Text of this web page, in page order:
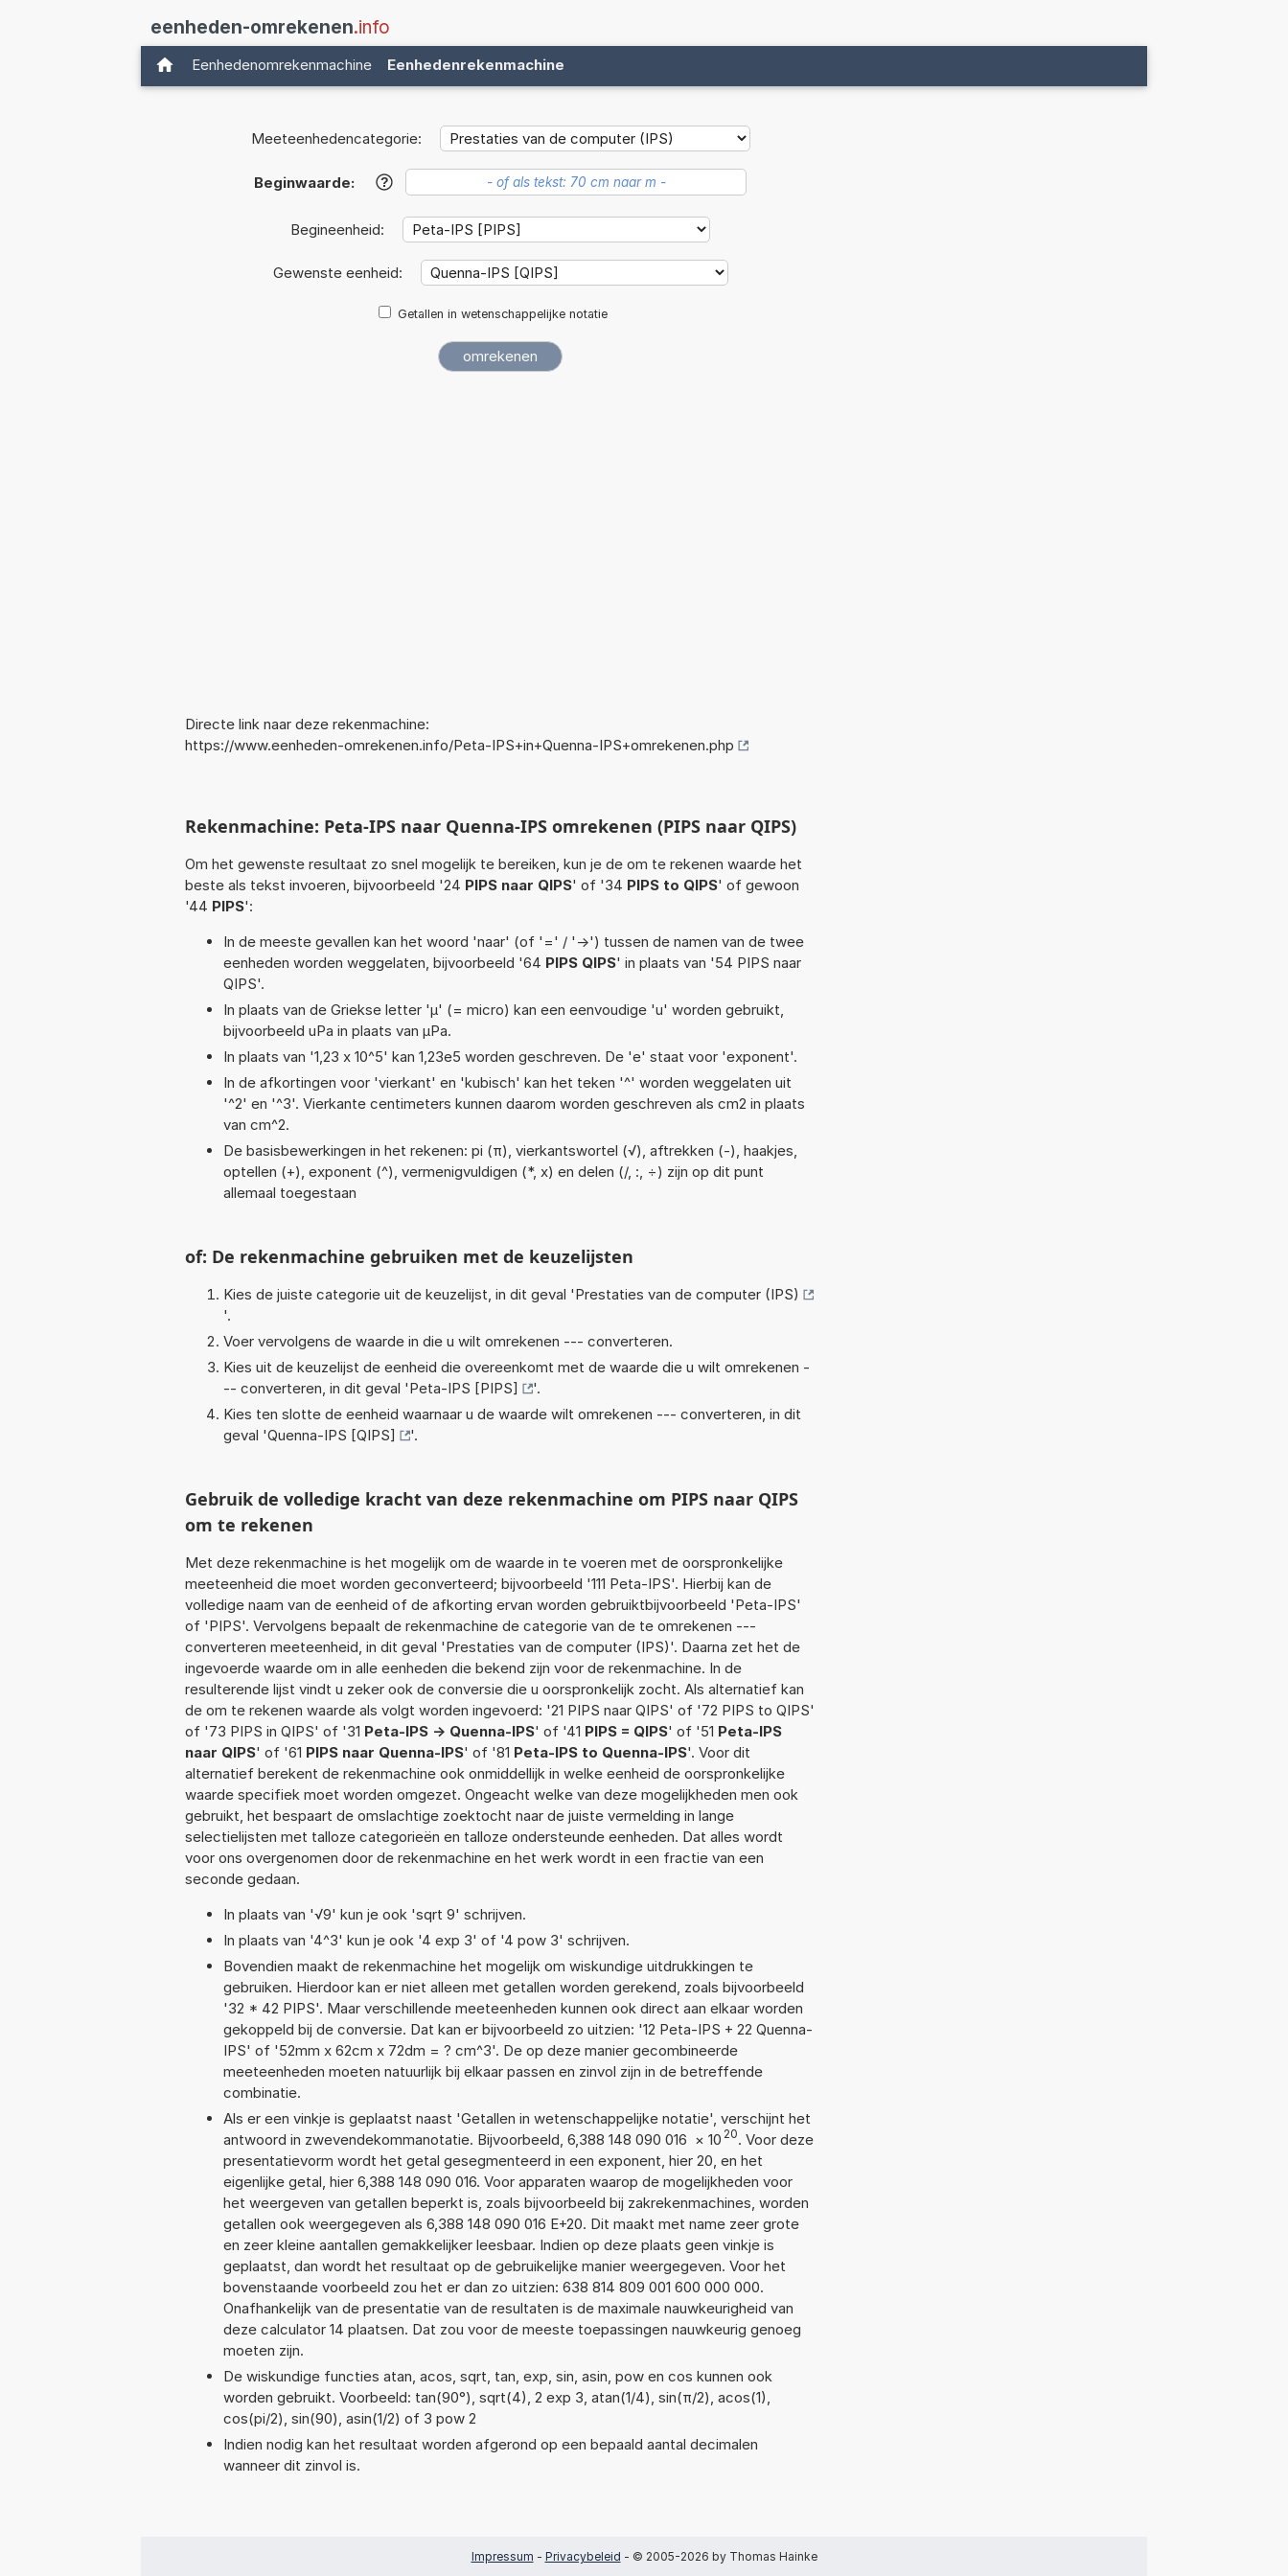
eenheden-omrekenen.info
Eenhedenomrekenmachine Eenhedenrekenmachine
Meeteenhedencategorie:
Beginwaarde: ?
Begineenheid:
Gewenste eenheid:
Getallen in wetenschappelijke notatie
Directe link naar deze rekenmachine:
https://www.eenheden-omrekenen.info/Peta-IPS+in+Quenna-IPS+omrekenen.php
Rekenmachine: Peta-IPS naar Quenna-IPS omrekenen (PIPS naar QIPS)
Om het gewenste resultaat zo snel mogelijk te bereiken, kun je de om te rekenen waarde het
beste als tekst invoeren, bijvoorbeeld '24 PIPS naar QIPS' of '34 PIPS to QIPS' of gewoon
'44 PIPS':
In de meeste gevallen kan het woord 'naar' (of '=' / '->') tussen de namen van de twee
eenheden worden weggelaten, bijvoorbeeld '64 PIPS QIPS' in plaats van '54 PIPS naar
QIPS'.
In plaats van de Griekse letter 'µ' (= micro) kan een eenvoudige 'u' worden gebruikt,
bijvoorbeeld uPa in plaats van µPa.
In plaats van '1,23 x 10^5' kan 1,23e5 worden geschreven. De 'e' staat voor 'exponent'.
In de afkortingen voor 'vierkant' en 'kubisch' kan het teken '^' worden weggelaten uit
'^2' en '^3'. Vierkante centimeters kunnen daarom worden geschreven als cm2 in plaats
van cm^2.
De basisbewerkingen in het rekenen: pi (π), vierkantswortel (√), aftrekken (-), haakjes,
optellen (+), exponent (^), vermenigvuldigen (*, x) en delen (/, :, ÷) zijn op dit punt
allemaal toegestaan
of: De rekenmachine gebruiken met de keuzelijsten
Kies de juiste categorie uit de keuzelijst, in dit geval 'Prestaties van de computer (IPS)
'.
Voer vervolgens de waarde in die u wilt omrekenen --- converteren.
Kies uit de keuzelijst de eenheid die overeenkomt met de waarde die u wilt omrekenen -
-- converteren, in dit geval 'Peta-IPS [PIPS]
'.
Kies ten slotte de eenheid waarnaar u de waarde wilt omrekenen --- converteren, in dit
geval 'Quenna-IPS [QIPS] '.
Gebruik de volledige kracht van deze rekenmachine om PIPS naar QIPS
om te rekenen
Met deze rekenmachine is het mogelijk om de waarde in te voeren met de oorspronkelijke
meeteenheid die moet worden geconverteerd; bijvoorbeeld '111 Peta-IPS'. Hierbij kan de
volledige naam van de eenheid of de afkorting ervan worden gebruiktbijvoorbeeld 'Peta-IPS'
of 'PIPS'. Vervolgens bepaalt de rekenmachine de categorie van de te omrekenen ---
converteren meeteenheid, in dit geval 'Prestaties van de computer (IPS)'. Daarna zet het de
ingevoerde waarde om in alle eenheden die bekend zijn voor de rekenmachine. In de
resulterende lijst vindt u zeker ook de conversie die u oorspronkelijk zocht. Als alternatief kan
de om te rekenen waarde als volgt worden ingevoerd: '21 PIPS naar QIPS' of '72 PIPS to QIPS'
of '73 PIPS in QIPS' of '31 Peta-IPS -> Quenna-IPS' of '41 PIPS = QIPS' of '51 Peta-IPS
naar QIPS' of '61 PIPS naar Quenna-IPS' of '81 Peta-IPS to Quenna-IPS'. Voor dit
alternatief berekent de rekenmachine ook onmiddellijk in welke eenheid de oorspronkelijke
waarde specifiek moet worden omgezet. Ongeacht welke van deze mogelijkheden men ook
gebruikt, het bespaart de omslachtige zoektocht naar de juiste vermelding in lange
selectielijsten met talloze categorieën en talloze ondersteunde eenheden. Dat alles wordt
voor ons overgenomen door de rekenmachine en het werk wordt in een fractie van een
seconde gedaan.
In plaats van '√9' kun je ook 'sqrt 9' schrijven.
In plaats van '4^3' kun je ook '4 exp 3' of '4 pow 3' schrijven.
Bovendien maakt de rekenmachine het mogelijk om wiskundige uitdrukkingen te
gebruiken. Hierdoor kan er niet alleen met getallen worden gerekend, zoals bijvoorbeeld
'32 * 42 PIPS'. Maar verschillende meeteenheden kunnen ook direct aan elkaar worden
gekoppeld bij de conversie. Dat kan er bijvoorbeeld zo uitzien: '12 Peta-IPS + 22 Quenna-
IPS' of '52mm x 62cm x 72dm = ? cm^3'. De op deze manier gecombineerde
meeteenheden moeten natuurlijk bij elkaar passen en zinvol zijn in de betreffende
combinatie.
Als er een vinkje is geplaatst naast 'Getallen in wetenschappelijke notatie', verschijnt het
antwoord in zwevendekommanotatie. Bijvoorbeeld, 6,388 148 090 016 × 10 20. Voor deze
presentatievorm wordt het getal gesegmenteerd in een exponent, hier 20, en het
eigenlijke getal, hier 6,388 148 090 016. Voor apparaten waarop de mogelijkheden voor
het weergeven van getallen beperkt is, zoals bijvoorbeeld bij zakrekenmachines, worden
getallen ook weergegeven als 6,388 148 090 016 E+20. Dit maakt met name zeer grote
en zeer kleine aantallen gemakkelijker leesbaar. Indien op deze plaats geen vinkje is
geplaatst, dan wordt het resultaat op de gebruikelijke manier weergegeven. Voor het
bovenstaande voorbeeld zou het er dan zo uitzien: 638 814 809 001 600 000 000.
Onafhankelijk van de presentatie van de resultaten is de maximale nauwkeurigheid van
deze calculator 14 plaatsen. Dat zou voor de meeste toepassingen nauwkeurig genoeg
moeten zijn.
De wiskundige functies atan, acos, sqrt, tan, exp, sin, asin, pow en cos kunnen ook
worden gebruikt. Voorbeeld: tan(90°), sqrt(4), 2 exp 3, atan(1/4), sin(π/2), acos(1),
cos(pi/2), sin(90), asin(1/2) of 3 pow 2
Indien nodig kan het resultaat worden afgerond op een bepaald aantal decimalen
wanneer dit zinvol is.
Impressum - Privacybeleid - © 2005-2026 by Thomas Hainke